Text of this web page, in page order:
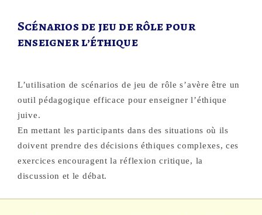
Scénarios de jeu de rôle pour
enseigner l’éthique
L’utilisation de scénarios de jeu de rôle s’avère être un
outil pédagogique efficace pourenseigner l’éthique
juive.
En mettant les participants dans des situations où ils
doivent prendre des décisions éthiques complexes, ces
exercices encouragent la réflexion critique, la
discussion et le débat.